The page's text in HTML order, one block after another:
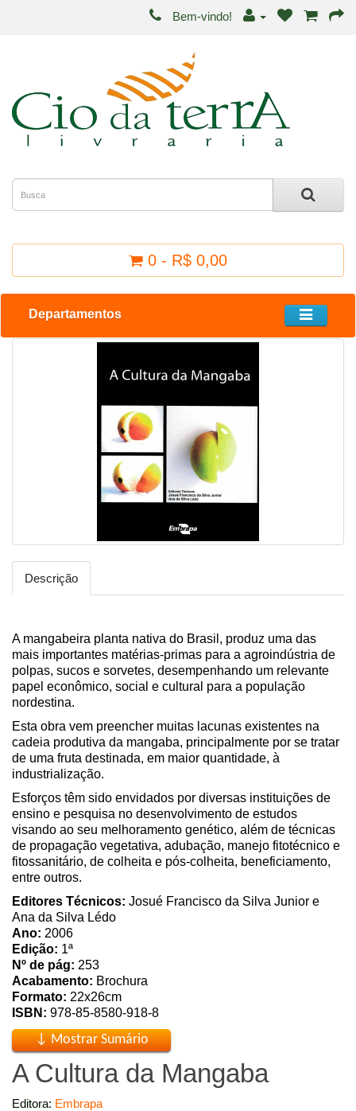
Bem-vindo!
0 - R$ 0,00
Departamentos
Descrição
A mangabeira planta nativa do Brasil, produz uma das
mais importantes matérias-primas para a agroindústria de
polpas, sucos e sorvetes, desempenhando um relevante
papel econômico, social e cultural para a população
nordestina.
Esta obra vem preencher muitas lacunas existentes na
cadeia produtiva da mangaba, principalmente por se tratar
de uma fruta destinada, em maior quantidade, à
industrialização.
Esforços têm sido envidados por diversas instituições de
ensino e pesquisa no desenvolvimento de estudos
visando ao seu melhoramento genético, além de técnicas
de propagação vegetativa, adubação, manejo fitotécnico e
fitossanitário, de colheita e pós-colheita, beneficiamento,
entre outros.
Editores Técnicos: Josué Francisco da Silva Junior e
Ana da Silva Lédo
Ano: 2006
Edição: 1ª
Nº de pág: 253
Acabamento: Brochura
Formato: 22x26cm
ISBN: 978-85-8580-918-8
A Cultura da Mangaba
Editora: Embrapa